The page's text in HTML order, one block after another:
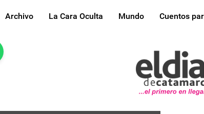
Archivo La Cara Oculta Mundo Cuentos